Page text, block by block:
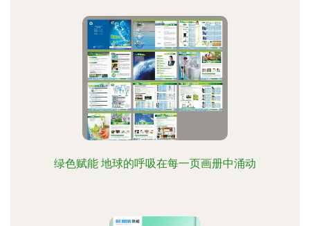
绿色赋能 地球的呼吸在每一页画册中涌动